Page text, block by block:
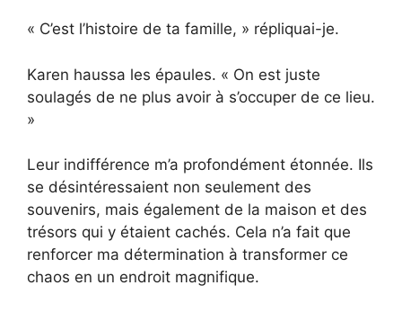
« C’est l’histoire de ta famille, » répliquai-je.
Karen haussa les épaules. « On est juste
soulagés de ne plus avoir à s’occuper de ce lieu.
»
Leur indifférence m’a profondément étonnée. Ils
se désintéressaient non seulement des
souvenirs, mais également de la maison et des
trésors qui y étaient cachés. Cela n’a fait que
renforcer ma détermination à transformer ce
chaos en un endroit magnifique.